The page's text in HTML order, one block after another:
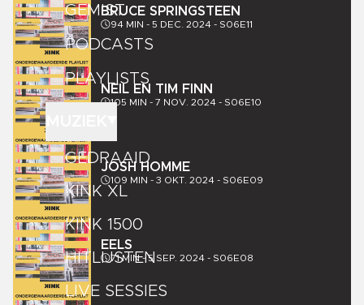
GEMIST
PODCASTS
PLAYLISTS
GEDRAAID
KINK XL
KINK 1500
HITLIJSTEN
LIVE SESSIES
BRUCE SPRINGSTEEN
94 MIN - 5 DEC. 2024 - S06E11
NEIL EN TIM FINN
105 MIN - 7 NOV. 2024 - S06E10
JOSH HOMME
109 MIN - 3 OKT. 2024 - S06E09
EELS
71MIN -5 SEP. 2024 - S06E08